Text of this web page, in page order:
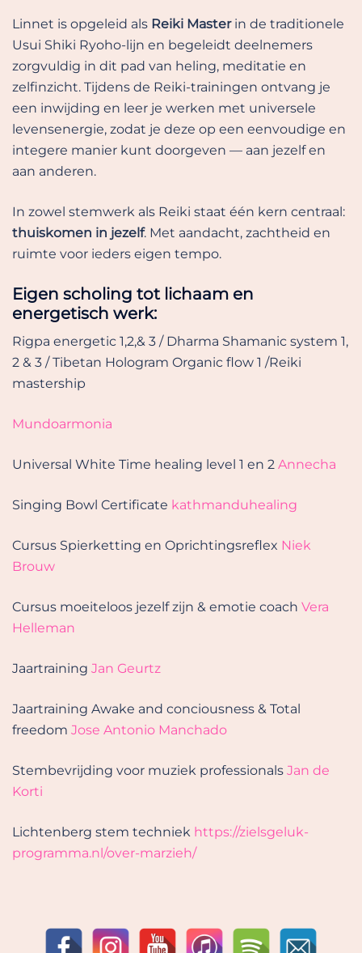
Linnet is opgeleid als Reiki Masterin de traditionele
Usui Shiki Ryoho-lijn en begeleidt deelnemers
zorgvuldig in dit pad van heling, meditatie en
zelfinzicht. Tijdens de Reiki-trainingen ontvang je
een inwijding en leer je werken met universele
levensenergie, zodat je deze op een eenvoudige en
integere manier kunt doorgeven — aan jezelf en
aan anderen.
In zowel stemwerk als Reiki staat één kern centraal:
thuiskomen in jezelf. Met aandacht, zachtheid en
ruimte voor ieders eigen tempo.
Eigen scholing tot lichaam en
energetisch werk:
Rigpa energetic 1,2,& 3 / Dharma Shamanic system 1,
2 & 3 / Tibetan Hologram Organic flow 1 /Reiki
mastership
Mundoarmonia
Universal White Time healing level 1 en 2 Annecha
Singing Bowl Certificate kathmanduhealing
Cursus Spierketting en Oprichtingsreflex Niek
Brouw
Cursus moeiteloos jezelf zijn & emotie coach Vera
Helleman
Jaartraining Jan Geurtz
Jaartraining Awake and conciousness & Total
freedom Jose Antonio Manchado
Stembevrijding voor muziek professionals Jan de
Korti
Lichtenberg stem techniek https://zielsgeluk-
programma.nl/over-marzieh/